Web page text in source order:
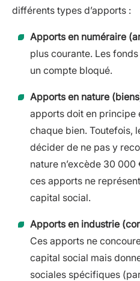
différents types d’apports :
Apports en numéraire
plus courante. Les
un compte bloqué.
Apports en nature
apports doit en principe
chaque bien. Toutefois,
décider de ne pas y
nature n’excède 30
ces apports ne
capital social.
Apports en industrie
Ces apports ne
capital social mais
sociales spécifiques